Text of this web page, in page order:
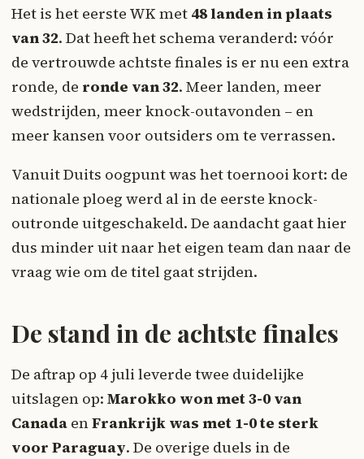
Het is het eerste WK met 48 landen in plaats
van 32. Dat heeft het schema veranderd: vóór
de vertrouwde achtste finales is er nu een extra
ronde, de ronde van 32. Meer landen, meer
wedstrijden, meer knock-outavonden – en
meer kansen voor outsiders om te verrassen.
Vanuit Duits oogpunt was het toernooi kort: de
nationale ploeg werd al in de eerste knock-
outronde uitgeschakeld. De aandacht gaat hier
dus minder uit naar het eigen team dan naar de
vraag wie om de titel gaat strijden.
De stand in de achtste finales
De aftrap op 4 juli leverde twee duidelijke
uitslagen op: Marokko won met 3-0 van
Canada enFrankrijk was met 1-0 te sterk
voor Paraguay. De overige duels in de